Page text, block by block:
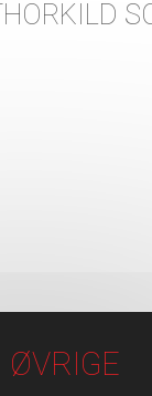
ØVRIGE